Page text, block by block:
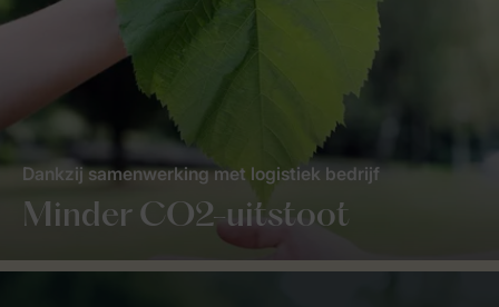
Minder CO2-uitstoot
Dankzij samenwerking met logistiek bedrijf